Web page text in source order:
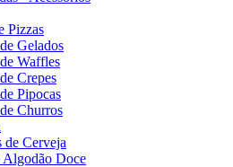
Pizzas
Gelados
Waffles
Crepes
Pipocas
Churros
de Cerveja
Algodão Doce